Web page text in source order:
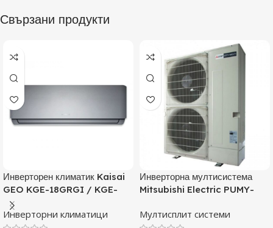
Свързани продукти
Инверторен климатик Kaisai
GEO KGE-18GRGI / KGE-
18GRGO, 18000 BTU, Клас
A++
Инверторни климатици
Инверторна мултисистема
Mitsubishi Electric PUMY-
Мултисплит системи